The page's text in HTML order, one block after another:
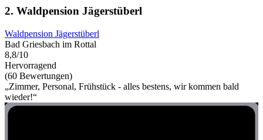
2. Waldpension Jägerstüberl
Waldpension Jägerstüberl
Bad Griesbach im Rottal
8,8/10
Hervorragend
(60 Bewertungen)
„Zimmer, Personal, Frühstück - alles bestens, wir kommen bald
wieder!“